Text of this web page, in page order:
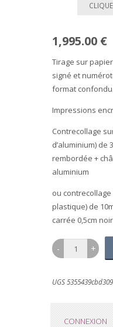
1,995.00 €
Tirage sur papier
signé et
format confondu.
Impressions
Contrecollage
d’aluminium) de
rembordée +
aluminium
ou
plastique) de
carrée 0,5cm
UGS
CONNEXION